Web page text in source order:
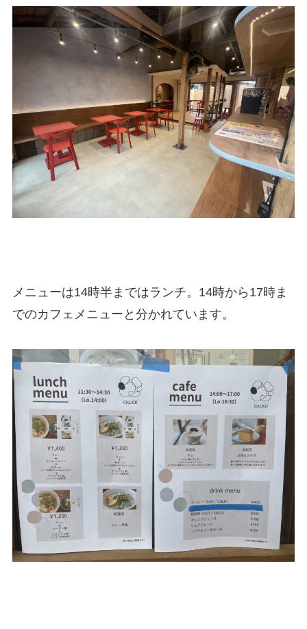
メニューは14時半まではランチ。14時から17時ま
でのカフェメニューと分かれています。